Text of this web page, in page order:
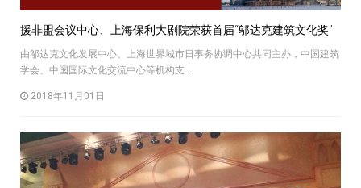
援非盟会议中心、上海保利大剧院荣获首届“邬达克建筑文化奖”
由邬达克文化发展中心、上海世界城市日事务协调中心共同主办，中国建筑
学会、中国国际文化交流中心等机构支...
2018年11月01日